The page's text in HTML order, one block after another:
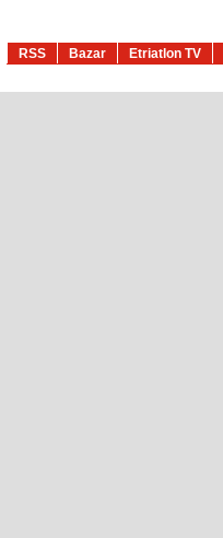
RSS Bazar Etriatlon TV